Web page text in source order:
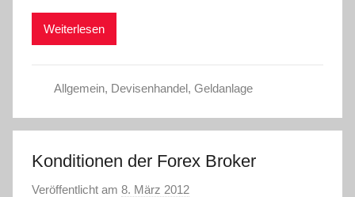
e
W
Weiterlesen
Allgemein, Devisenhandel, Geldanlage
Konditionen der Forex Broker
Veröffentlicht am 8. März 2012